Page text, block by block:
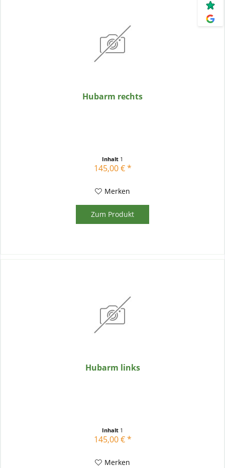
Hubarm rechts
Inhalt 1
145,00 € *
Merken
Zum Produkt
Hubarm links
Inhalt 1
145,00 € *
Merken